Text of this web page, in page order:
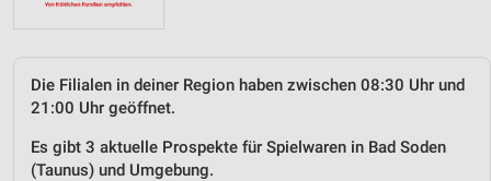
Die Filialen in deiner Region haben zwischen 08:30 Uhr und
21:00 Uhr geöffnet.
Es gibt 3 aktuelle Prospekte für Spielwaren in Bad Soden
(Taunus) und Umgebung.